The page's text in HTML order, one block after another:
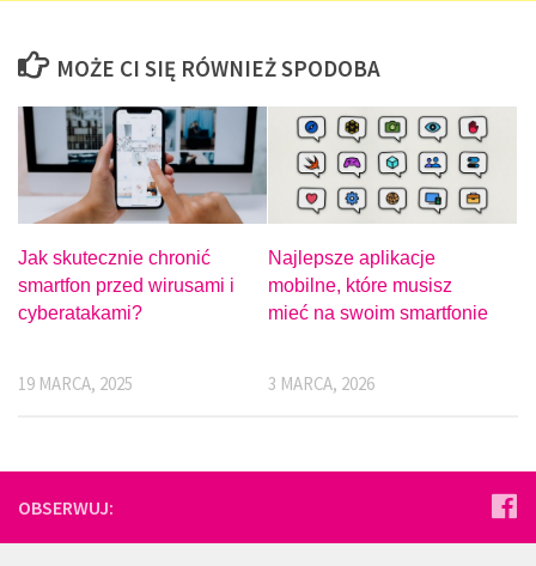
MOŻE CI SIĘ RÓWNIEŻ SPODOBA
Jak skutecznie chronić
smartfon przed wirusami i
cyberatakami?
19 MARCA, 2025
Najlepsze aplikacje
mobilne, które musisz
mieć na swoim smartfonie
3 MARCA, 2026
OBSERWUJ: